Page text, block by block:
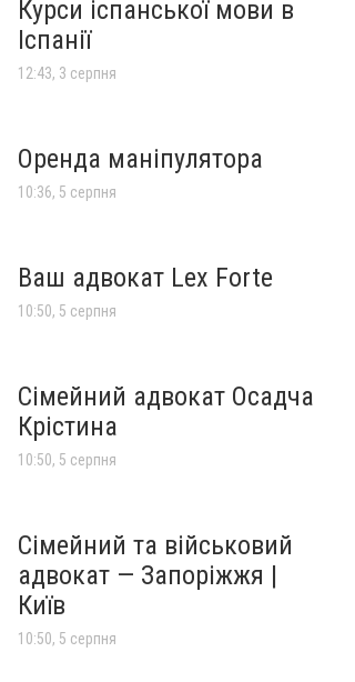
Курси іспанської мови в
Іспанії
12:43, 3 серпня
Оренда маніпулятора
10:36, 5 серпня
Ваш адвокат Lex Forte
10:50, 5 серпня
Сімейний адвокат Осадча
Крістина
10:50, 5 серпня
Сімейний та військовий
адвокат — Запоріжжя |
Київ
10:50, 5 серпня